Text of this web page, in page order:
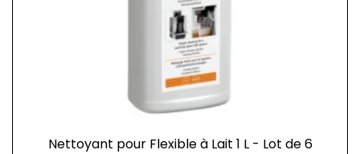
Nettoyant pour Flexible à Lait 1 L - Lot de 6